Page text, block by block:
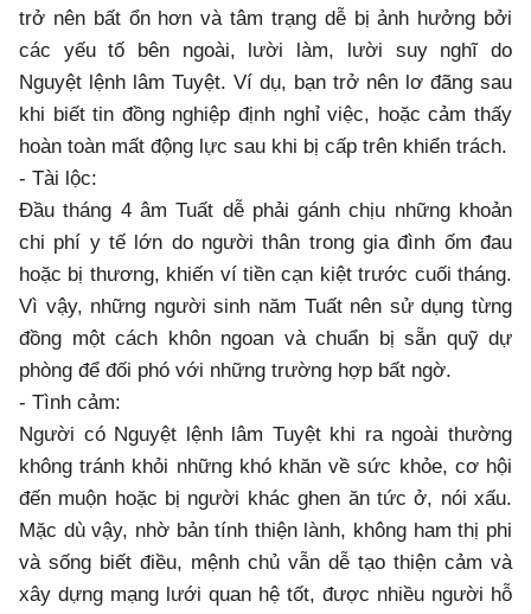
trở nên bất ổn hơn và tâm trạng dễ bị ảnh hưởng bởi
các yếu tố bên ngoài, lười làm, lười suy nghĩ do
Nguyệt lệnh lâm Tuyệt. Ví dụ, bạn trở nên lơ đãng sau
khi biết tin đồng nghiệp định nghỉ việc, hoặc cảm thấy
hoàn toàn mất động lực sau khi bị cấp trên khiển trách.
- Tài lộc:
Đầu tháng 4 âm Tuất dễ phải gánh chịu những khoản
chi phí y tế lớn do người thân trong gia đình ốm đau
hoặc bị thương, khiến ví tiền cạn kiệt trước cuối tháng.
Vì vậy, những người sinh năm Tuất nên sử dụng từng
đồng một cách khôn ngoan và chuẩn bị sẵn quỹ dự
phòng để đối phó với những trường hợp bất ngờ.
- Tình cảm:
Người có Nguyệt lệnh lâm Tuyệt khi ra ngoài thường
không tránh khỏi những khó khăn về sức khỏe, cơ hội
đến muộn hoặc bị người khác ghen ăn tức ở, nói xấu.
Mặc dù vậy, nhờ bản tính thiện lành, không ham thị phi
và sống biết điều, mệnh chủ vẫn dễ tạo thiện cảm và
xây dựng mạng lưới quan hệ tốt, được nhiều người hỗ